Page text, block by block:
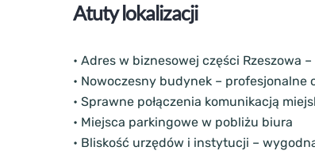
Atuty lokalizacji
• Adres w biznesowej części Rzeszowa
• Nowoczesny budynek –
• Sprawne połączenia komunikacją
• Miejsca parkingowe w pobliżu biura
• Bliskość urzędów i instytucji –